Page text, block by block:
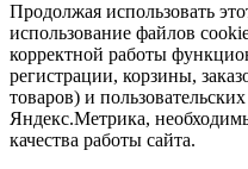
Продолжая использовать
использование файлов
корректной работы
регистрации, корзины,
товаров) и
Яндекс.Метрика,
качества работы сайта.